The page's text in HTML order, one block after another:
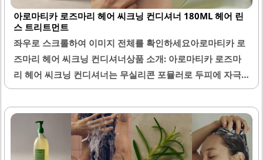
아로마티카 로즈마리 헤어 씨크닝 컨디셔너 180ML 헤어 린
스 트리트먼트
좌우로 스크롤하여 이미지 전체를 확인하세요아로마티카 로
즈마리 헤어 씨크닝 컨디셔너상품 소개: 아로마티카 로즈마
리 헤어 씨크닝 컨디셔너는 무실리콘 포뮬러로 두피에 자극
을 주지 않고 부드럽게 발리는 제품입니다. 로즈마리 추출물
의 은은한 허브 향이 특징으로, 사용 후에도 상쾌한 느낌을 지
속시켜 줍니다. 이 컨디셔너는 가는 모발을 부드럽게 관리해
주며, 정전기를 방지하는 데 도움을 줍니다.또한, 적당한 농도
로 묽지 않아 소량으로도 충분히 사용할 수 있어 경제적입니